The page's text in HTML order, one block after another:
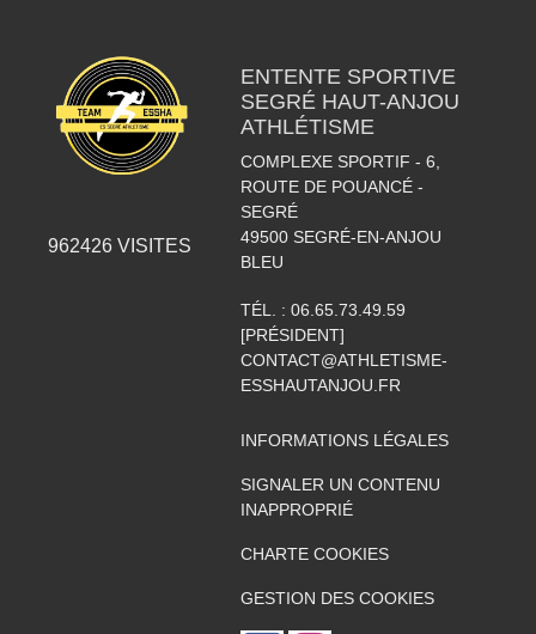
962426 VISITES
ENTENTE SPORTIVE
SEGRÉ HAUT-ANJOU
ATHLÉTISME
COMPLEXE SPORTIF - 6,
ROUTE DE POUANCÉ -
SEGRÉ
49500 SEGRÉ-EN-ANJOU
BLEU
TÉL. : 06.65.73.49.59
[PRÉSIDENT]
CONTACT@ATHLETISME-
ESSHAUTANJOU.FR
INFORMATIONS LÉGALES
SIGNALER UN CONTENU
INAPPROPRIÉ
CHARTE COOKIES
GESTION DES COOKIES